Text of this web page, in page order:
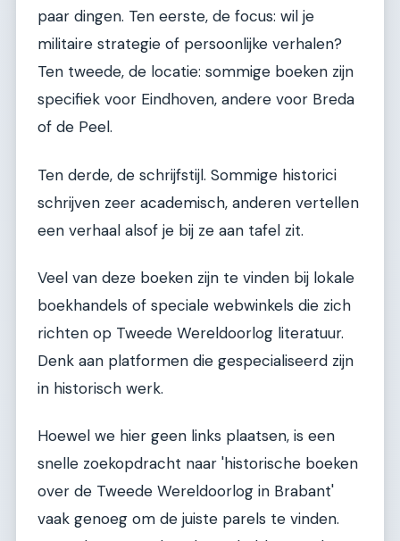
paar dingen. Ten eerste, de focus: wil je
militaire strategie of persoonlijke verhalen?
Ten tweede, de locatie: sommige boeken zijn
specifiek voor Eindhoven, andere voor Breda
of de Peel.
Ten derde, de schrijfstijl. Sommige historici
schrijven zeer academisch, anderen vertellen
een verhaal alsof je bij ze aan tafel zit.
Veel van deze boeken zijn te vinden bij lokale
boekhandels of speciale webwinkels die zich
richten op Tweede Wereldoorlog literatuur.
Denk aan platformen die gespecialiseerd zijn
in historisch werk.
Hoewel we hier geen links plaatsen, is een
snelle zoekopdracht naar 'historische boeken
over de Tweede Wereldoorlog in Brabant'
vaak genoeg om de juiste parels te vinden.